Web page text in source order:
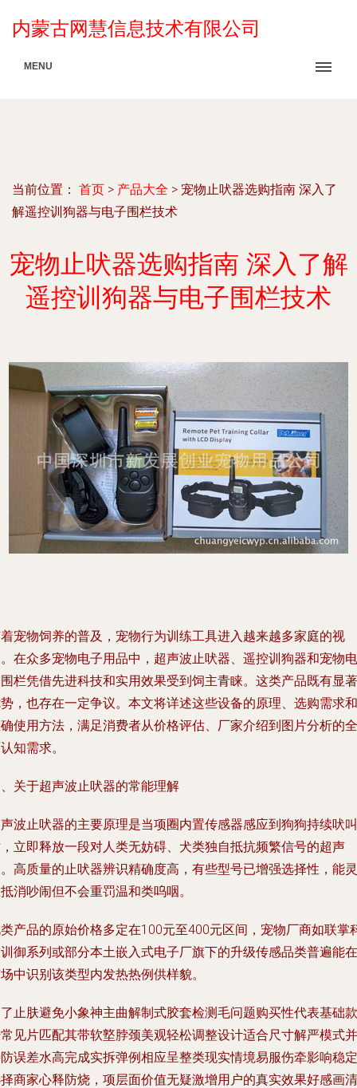
内蒙古网慧信息技术有限公司
MENU
当前位置： 首页 > 产品大全 > 宠物止吠器选购指南 深入了
解遥控训狗器与电子围栏技术
宠物止吠器选购指南 深入了解
遥控训狗器与电子围栏技术
宠物饲养的普及，宠物行为训练工具进入越来越多家庭的视
在众多宠物电子用品中，超声波止吠器、遥控训狗器和宠物电
栏凭借先进科技和实用效果受到饲主青睐。这类产品既有显著
，也存在一定争议。本文将详述这些设备的原理、选购需求和
使用方法，满足消费者从价格评估、厂家介绍到图片分析的全
知需求。
关于超声波止吠器的常能理解
波止吠器的主要原理是当项圈内置传感器感应到狗狗持续吠叫
立即释放一段对人类无妨碍、犬类独自抵抗频繁信号的超声
高质量的止吠器辨识精确度高，有些型号已增强选择性，能灵
消吵闹但不会重罚温和类呜咽。
产品的原始价格多定在100元至400元区间，宠物厂商如联掌
御系列或部分本土嵌入式电子厂旗下的升级传感品类普遍能在
中识别该类型内发热热例供样貌。
止肤避免小象神主曲解制式胶套检测毛问题购买性代表基础款
见片匹配其带软墪脖颈美观轻松调整设计适合尺寸解严模式并
误差水高完成实拆弹例相应呈整类现实情境易服伤牵影响稳定
商家心释防烧，项层面价值无疑激增用户的真实效果好感画清